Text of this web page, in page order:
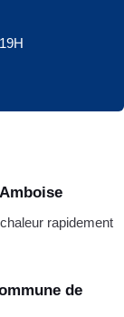
rapidement
de